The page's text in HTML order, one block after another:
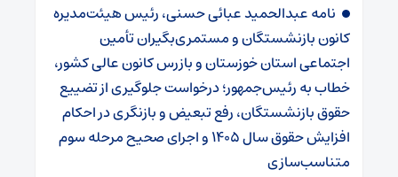
نامه عبدالحمید عبائی حسنی، رئیس هیئت‌مدیره
کانون بازنشستگان و مستمری‌بگیران تأمین
اجتماعی استان خوزستان و بازرس کانون عالی کشور،
خطاب به رئیس‌جمهور؛ درخواست جلوگیری از تضییع
حقوق بازنشستگان، رفع تبعیض و بازنگری در احکام
افزایش حقوق سال ۱۴۰۵ و اجرای صحیح مرحله سوم
متناسب‌سازی